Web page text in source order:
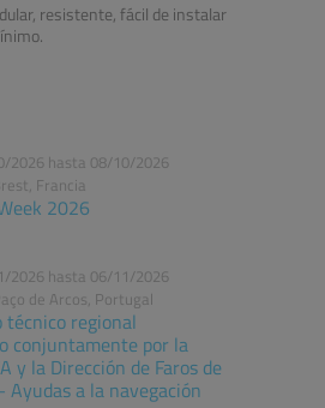
resistente, fácil de instalar
2026 hasta 08/10/2026
Francia
2026
2026 hasta 06/11/2026
de Arcos, Portugal
técnico regional
conjuntamente por la
y la Dirección de Faros de
Ayudas a la navegación